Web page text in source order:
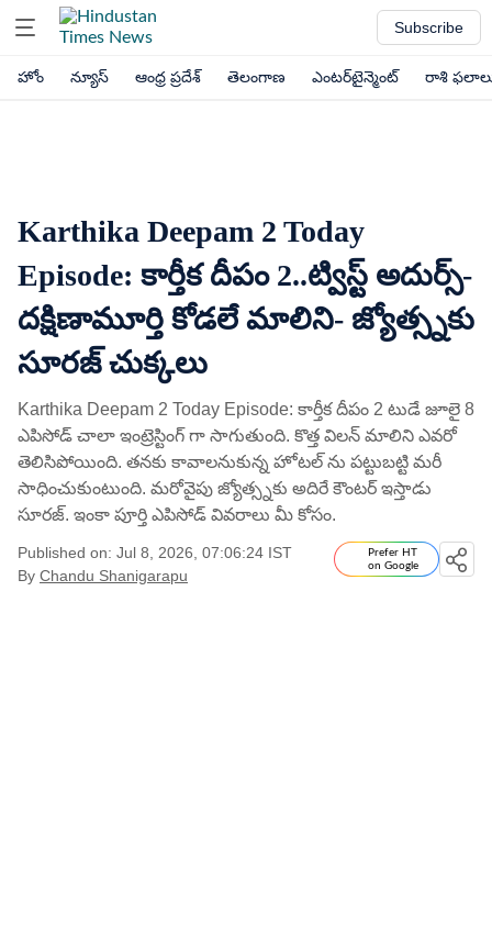
Subscribe
హోం న్యూస్ ఆంధ్ర ప్రదేశ్ తెలంగాణ ఎంటర్‌టైన్మెంట్ రాశి
Karthika Deepam 2 Today
Episode: కార్తీక దీపం 2..ట్విస్ట్ అదుర్స్-
దక్షిణామూర్తి కోడలే మాలిని- జ్యోత్స్నకు
సూరజ్ చుక్కలు
Karthika Deepam 2 Today Episode: కార్తీక దీపం 2 టుడే జూలై 8
ఎపిసోడ్ చాలా ఇంట్రెస్టింగ్ గా సాగుతుంది. కొత్త విలన్ మాలిని ఎవరో
తెలిసిపోయింది. తనకు కావాలనుకున్న హోటల్ ను పట్టుబట్టి మరీ
సాధించుకుంటుంది. మరోవైపు జ్యోత్స్నకు అదిరే కౌంటర్ ఇస్తాడు
సూరజ్. ఇంకా పూర్తి ఎపిసోడ్ వివరాలు మీ కోసం.
Published on: Jul 8, 2026, 07:06:24 IST
By Chandu Shanigarapu
Prefer HT
on Google